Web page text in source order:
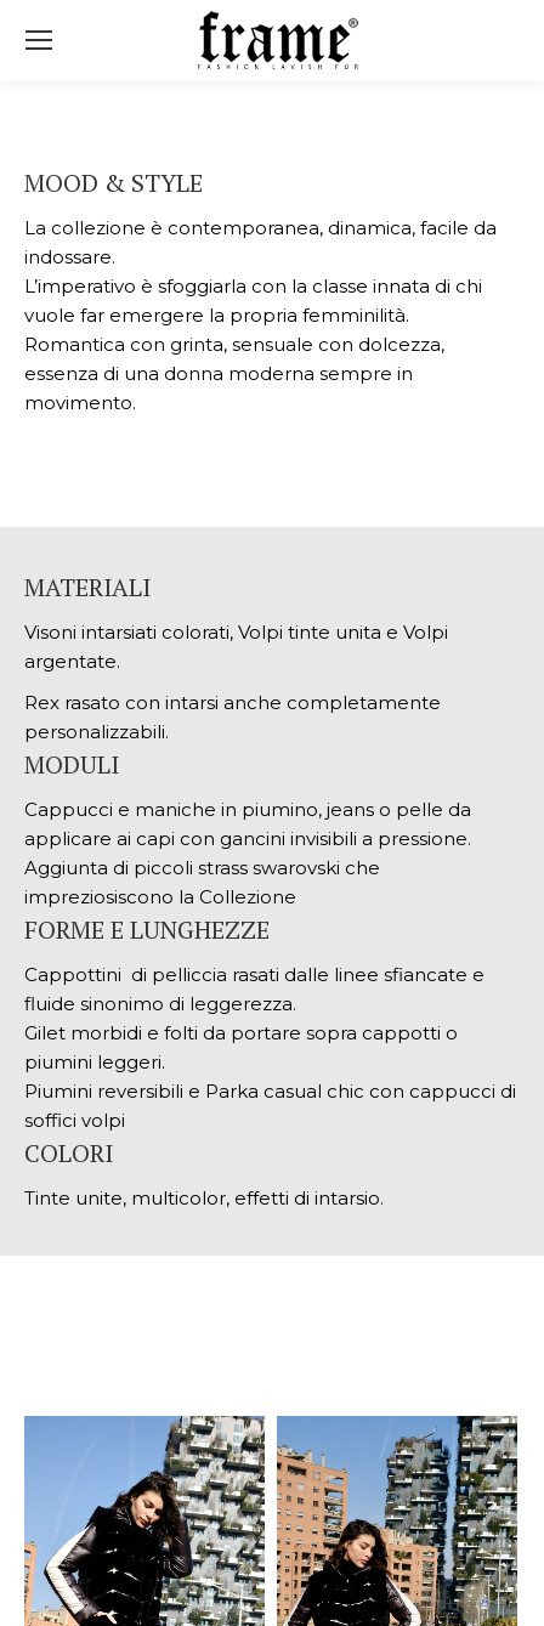
MOOD & STYLE
La collezione è contemporanea, dinamica, facile da
indossare.
L’imperativo è sfoggiarla con la classe innata di chi
vuole far emergere la propria femminilità.
Romantica con grinta, sensuale con dolcezza,
essenza di una donna moderna sempre in
movimento.
MATERIALI
Visoni intarsiati colorati, Volpi tinte unita e Volpi
argentate.
Rex rasato con intarsi anche completamente
personalizzabili.
MODULI
Cappucci e maniche in piumino, jeans o pelle da
applicare ai capi con gancini invisibili a pressione.
Aggiunta di piccoli strass swarovski che
impreziosiscono la Collezione
FORME E LUNGHEZZE
Cappottini di pelliccia rasati dalle linee sfiancate e
fluide sinonimo di leggerezza.
Gilet morbidi e folti da portare sopra cappotti o
piumini leggeri.
Piumini reversibili e Parka casual chic con cappucci di
soffici volpi
COLORI
Tinte unite, multicolor, effetti di intarsio.